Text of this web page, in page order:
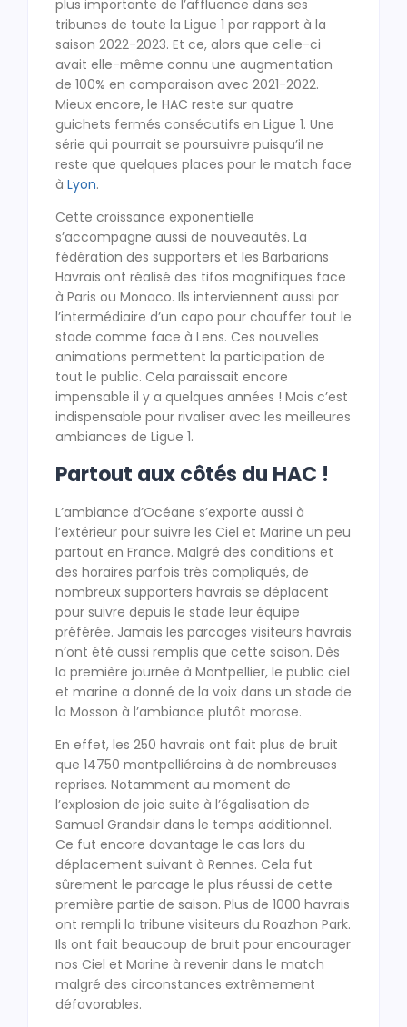
plus importante de l’affluence dans ses
tribunes de toute la Ligue 1 par rapport à la
saison 2022-2023. Et ce, alors que celle-ci
avait elle-même connu une augmentation
de 100% en comparaison avec 2021-2022.
Mieux encore, le HAC reste sur quatre
guichets fermés consécutifs en Ligue 1. Une
série qui pourrait se poursuivre puisqu’il ne
reste que quelques places pour le match face
à Lyon.
Cette croissance exponentielle
s’accompagne aussi de nouveautés. La
fédération des supporters et les Barbarians
Havrais ont réalisé des tifos magnifiques face
à Paris ou Monaco. Ils interviennent aussi par
l’intermédiaire d’un capo pour chauffer tout le
stade comme face à Lens. Ces nouvelles
animations permettent la participation de
tout le public. Cela paraissait encore
impensable il y a quelques années ! Mais c’est
indispensable pour rivaliser avec les meilleures
ambiances de Ligue 1.
Partout aux côtés du HAC !
L’ambiance d’Océane s’exporte aussi à
l’extérieur pour suivre les Ciel et Marine un peu
partout en France. Malgré des conditions et
des horaires parfois très compliqués, de
nombreux supporters havrais se déplacent
pour suivre depuis le stade leur équipe
préférée. Jamais les parcages visiteurs havrais
n’ont été aussi remplis que cette saison. Dès
la première journée à Montpellier, le public ciel
et marine a donné de la voix dans un stade de
la Mosson à l’ambiance plutôt morose.
En effet, les 250 havrais ont fait plus de bruit
que 14750 montpelliérains à de nombreuses
reprises. Notamment au moment de
l’explosion de joie suite à l’égalisation de
Samuel Grandsir dans le temps additionnel.
Ce fut encore davantage le cas lors du
déplacement suivant à Rennes. Cela fut
sûrement le parcage le plus réussi de cette
première partie de saison. Plus de 1000 havrais
ont rempli la tribune visiteurs du Roazhon Park.
Ils ont fait beaucoup de bruit pour encourager
nos Ciel et Marine à revenir dans le match
malgré des circonstances extrêmement
défavorables.